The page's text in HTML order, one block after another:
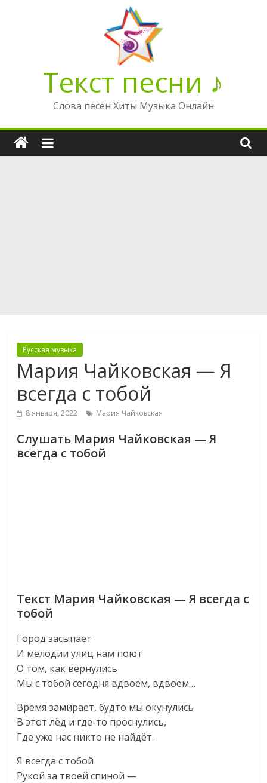
Текст песни ♪
Слова песен Хиты Музыка Онлайн
Русская музыка
Мария Чайковская — Я
всегда с тобой
8 января, 2022 Мария Чайковская
Слушать Мария Чайковская — Я
всегда с тобой
Текст Мария Чайковская — Я всегда с
тобой
Город засыпает
И мелодии улиц нам поют
О том, как вернулись
Мы с тобой сегодня вдвоём, вдвоём…
Время замирает, будто мы окунулись
В этот лёд и где-то проснулись,
Где уже нас никто не найдёт.
Я всегда с тобой
Рукой за твоей спиной —